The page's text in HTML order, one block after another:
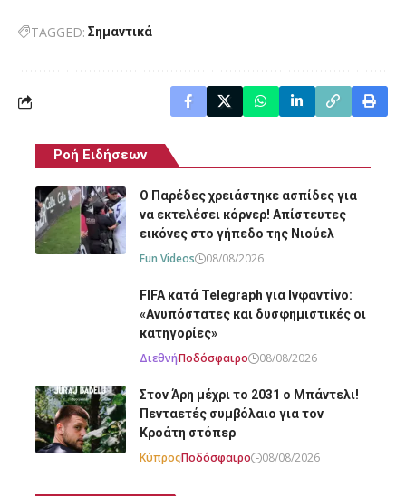
TAGGED: Σημαντικά
Ροή Ειδήσεων
O Παρέδες χρειάστηκε ασπίδες για
να εκτελέσει κόρνερ! Απίστευτες
εικόνες στο γήπεδο της Νιούελ
Fun Videos 08/08/2026
FIFA κατά Telegraph για Ινφαντίνο:
«Ανυπόστατες και δυσφημιστικές οι
κατηγορίες»
ΔιεθνήΠοδόσφαιρο 08/08/2026
Στον Άρη μέχρι το 2031 ο Μπάντελι!
Πενταετές συμβόλαιο για τον
Κροάτη στόπερ
ΚύπροςΠοδόσφαιρο 08/08/2026